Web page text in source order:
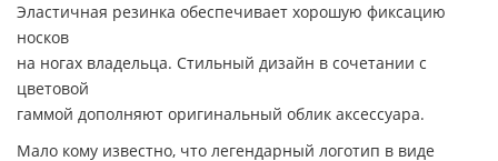
Эластичная резинка обеспечивает хорошую фиксацию
носков
на ногах владельца. Стильный дизайн в сочетании с
цветовой
гаммой дополняют оригинальный облик аксессуара.
Мало кому известно, что легендарный логотип в виде